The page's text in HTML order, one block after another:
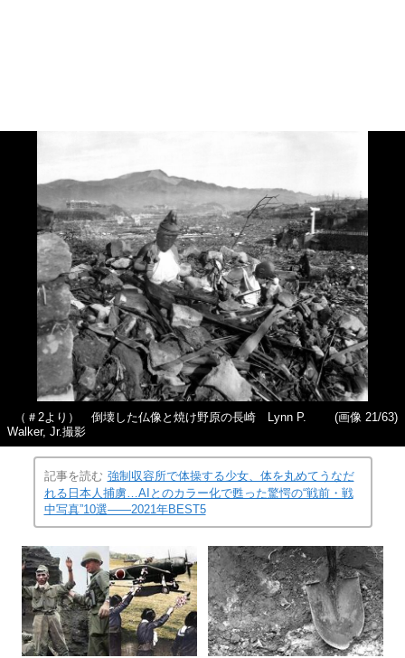
（＃2より） 倒壊した仏像と焼け野原の長崎 Lynn P.
Walker, Jr.撮影
(画像 21/63)
記事を読む 強制収容所で体操する少女、体を丸めてうなだ
れる日本人捕虜…AIとのカラー化で甦った驚愕の“戦前・戦
中写真”10選――2021年BEST5